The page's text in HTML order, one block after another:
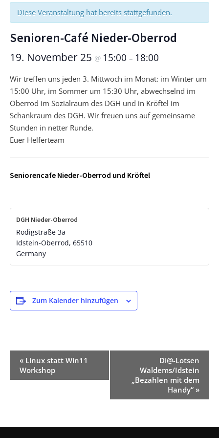
Diese Veranstaltung hat bereits stattgefunden.
Senioren-Café Nieder-Oberrod
19. November 25 @ 15:00 – 18:00
Wir treffen uns jeden 3. Mittwoch im Monat: im Winter um
15:00 Uhr, im Sommer um 15:30 Uhr, abwechselnd im
Oberrod im Sozialraum des DGH und in Kröftel im
Schankraum des DGH. Wir freuen uns auf gemeinsame
Stunden in netter Runde.
Euer Helferteam
Seniorencafe Nieder-Oberrod und Kröftel
DGH Nieder-Oberrod
Rodigstraße 3a
Idstein-Oberrod, 65510
Germany
Zum Kalender hinzufügen
Veranstaltung-
Navigation
« Linux statt Win11
Workshop
Di@-Lotsen
Waldems/Idstein
„Bezahlen mit dem
Handy“ »